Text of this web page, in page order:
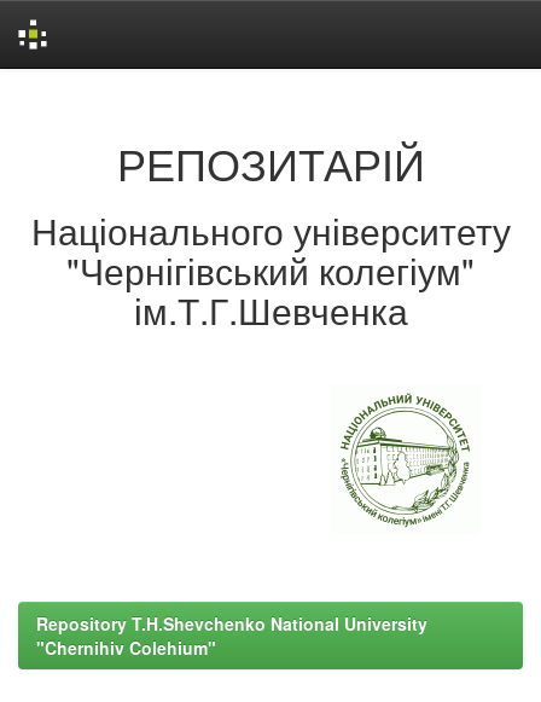
РЕПОЗИТАРІЙ
Національного університету
"Чернігівський колегіум"
ім.Т.Г.Шевченка
Repository T.H.Shevchenko National University
"Chernihiv Colehium"